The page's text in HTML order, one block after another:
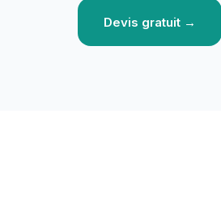
Devis gratuit →